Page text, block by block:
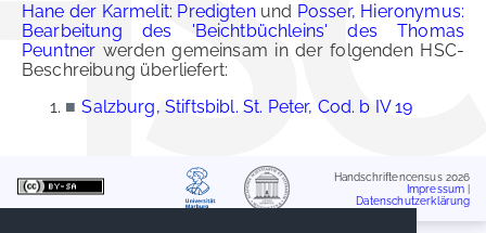
Hane der Karmelit: Predigtenund Posser, Hieronymus:
Bearbeitung des 'Beichtbüchleins' des Thomas
Peuntner werden gemeinsam in der folgenden HSC-
Beschreibung überliefert:
■ Salzburg, Stiftsbibl. St. Peter, Cod. b IV 19
Handschriftencensus 2026
Impressum
Datenschutzerklärung